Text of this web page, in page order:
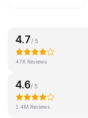
4.7 / 5
47K Reviews
4.6/ 5
1.4M Reviews